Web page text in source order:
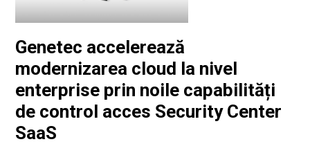
Genetec accelerează
modernizarea cloud la nivel
enterprise prin noile capabilități
de control acces Security Center
SaaS